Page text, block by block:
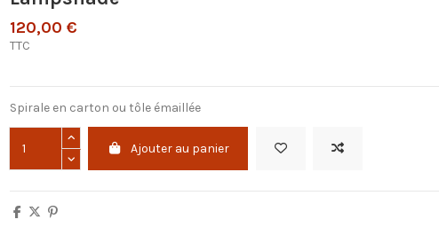
120,00 €
TTC
Spirale en carton ou tôle émaillée
Ajouter au panier